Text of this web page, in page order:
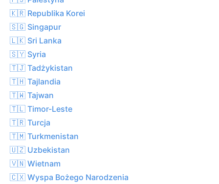
🇰🇷 Republika Korei
🇸🇬 Singapur
🇱🇰 Sri Lanka
🇸🇾 Syria
🇹🇯 Tadżykistan
🇹🇭 Tajlandia
🇹🇼 Tajwan
🇹🇱 Timor-Leste
🇹🇷 Turcja
🇹🇲 Turkmenistan
🇺🇿 Uzbekistan
🇻🇳 Wietnam
🇨🇽 Wyspa Bożego Narodzenia